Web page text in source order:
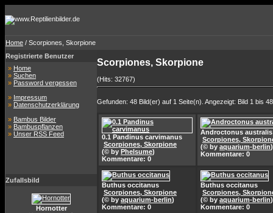
Home / Scorpiones, Skorpione
Registrierte Benutzer
» Home
» Suchen
» Password vergessen
» Impressum
» Datenschutzerklärung
» Bambus Bilder
» Bambuspflanzen
» Unser RSS Feed
Zufallsbild
Hornotter
Scorpiones, Skorpione
(Hits: 32767)
Gefunden: 48 Bild(er) auf 1 Seite(n). Angezeigt: Bild 1 bis
0.1 Pandinus carvimanus
Scorpiones, Skorpione
(© by Phelsume)
Kommentare: 0
Androctonus australis
Scorpiones,
(© by aquarium-berlin)
Kommentare: 0
Buthus occitanus
Scorpiones, Skorpione
(© by aquarium-berlin)
Kommentare: 0
Buthus occitanus
Scorpiones,
(© by aquarium-berlin)
Kommentare: 0